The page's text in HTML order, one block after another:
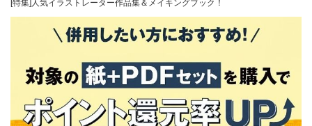
[特集]人気イラストレーター作品集＆メイキングブック！